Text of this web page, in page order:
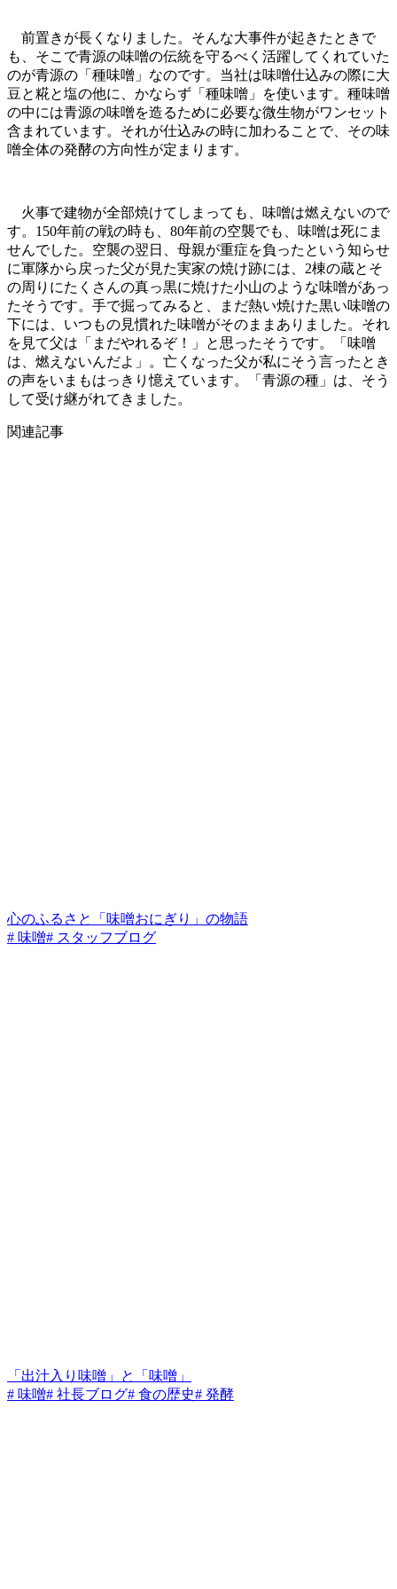
前置きが長くなりました。そんな大事件が起きたときで
も、そこで青源の味噌の伝統を守るべく活躍してくれていた
のが青源の「種味噌」なのです。当社は味噌仕込みの際に大
豆と糀と塩の他に、かならず「種味噌」を使います。種味噌
の中には青源の味噌を造るために必要な微生物がワンセット
含まれています。それが仕込みの時に加わることで、その味
噌全体の発酵の方向性が定まります。
火事で建物が全部焼けてしまっても、味噌は燃えないので
す。150年前の戦の時も、80年前の空襲でも、味噌は死にま
せんでした。空襲の翌日、母親が重症を負ったという知らせ
に軍隊から戻った父が見た実家の焼け跡には、2棟の蔵とそ
の周りにたくさんの真っ黒に焼けた小山のような味噌があっ
たそうです。手で掘ってみると、まだ熱い焼けた黒い味噌の
下には、いつもの見慣れた味噌がそのままありました。それ
を見て父は「まだやれるぞ！」と思ったそうです。「味噌
は、燃えないんだよ」。亡くなった父が私にそう言ったとき
の声をいまもはっきり憶えています。「青源の種」は、そう
して受け継がれてきました。
関連記事
心のふるさと「味噌おにぎり」の物語
# 味噌# スタッフブログ
「出汁入り味噌」と「味噌」
# 味噌# 社長ブログ# 食の歴史# 発酵